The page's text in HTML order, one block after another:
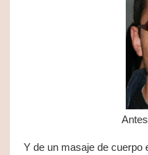
Y de un masaje de cuerpo